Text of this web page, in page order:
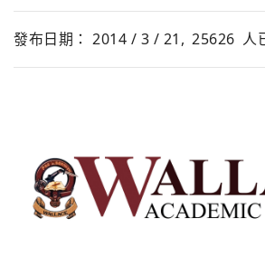
發布日期： 2014 / 3 / 21, 25626 人